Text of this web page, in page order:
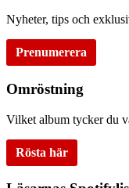
Nyheter, tips och
Prenumerera
Omröstning
Vilket album tycker du
Rösta här